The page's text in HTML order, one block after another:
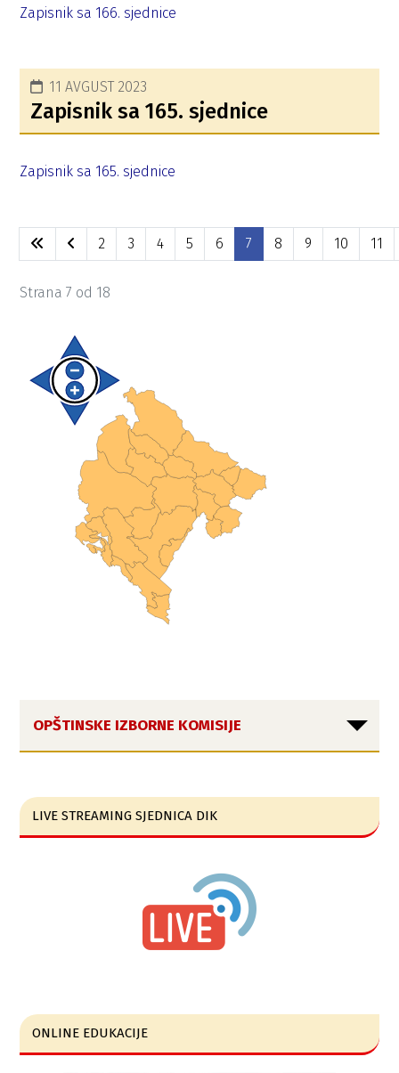
Zapisnik sa 166. sjednice
11 AVGUST 2023
Zapisnik sa 165. sjednice
Zapisnik sa 165. sjednice
2 3 4 5 6 7 8 9 10 11
Strana 7 od 18
OPŠTINSKE IZBORNE KOMISIJE
LIVE STREAMING SJEDNICA DIK
ONLINE EDUKACIJE